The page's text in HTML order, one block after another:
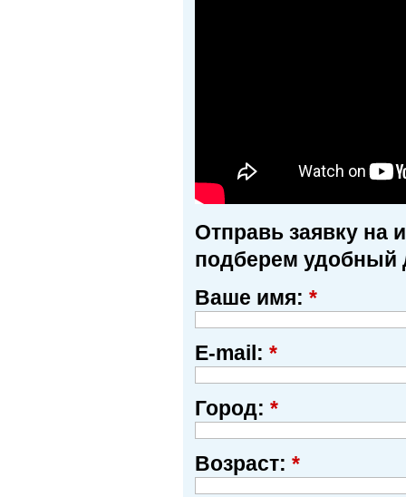
Отправь заявку на
подберем удобный
Ваше имя: *
E-mail: *
Город: *
Возраст: *